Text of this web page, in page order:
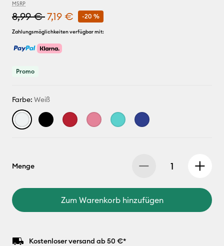
MSRP
8,99 €7,19 € -20 %
Zahlungsmöglichkeiten verfügbar mit:
Promo
Farbe: Weiß
Menge
Zum Warenkorb hinzufügen
Kostenloser versand ab 50 €*